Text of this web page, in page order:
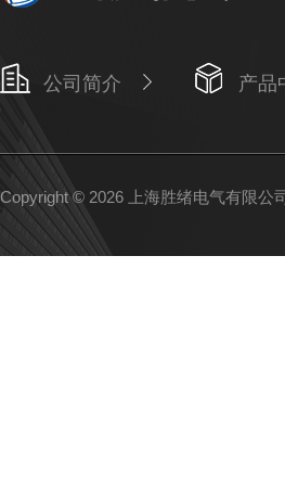
公司简介 产品
Copyright © 2026 上海胜绪电气有限公